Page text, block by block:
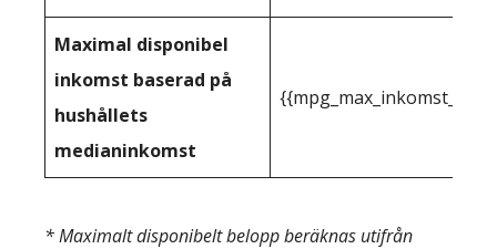
Maximal disponibel
inkomst baserad på
hushållets
medianinkomst
* Maximalt disponibelt belopp beräknas utifrån